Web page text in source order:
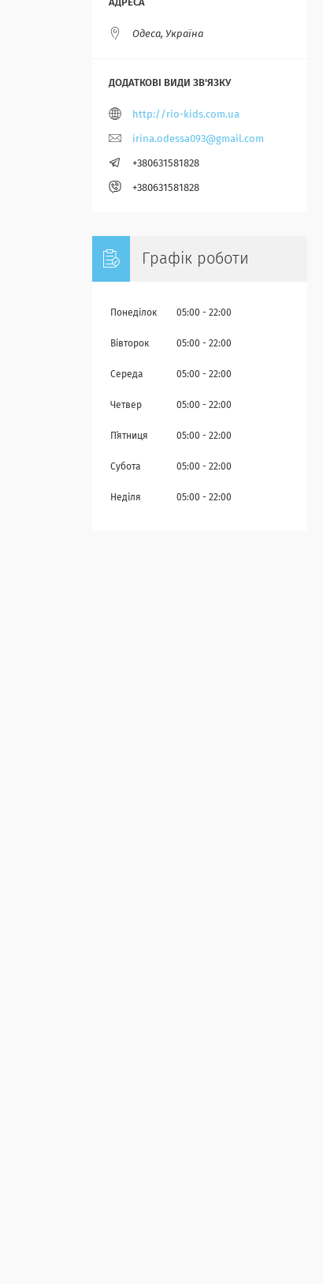
Одеса, Україна
http://rio-kids.com.ua
irina.odessa093@gmail.com
+380631581828
+380631581828
Графік роботи
Понеділок 05:00 22:00
Вівторок 05:00 22:00
Середа 05:00 22:00
Четвер 05:00 22:00
Пʼятниця 05:00 22:00
Субота 05:00 22:00
Неділя 05:00 22:00